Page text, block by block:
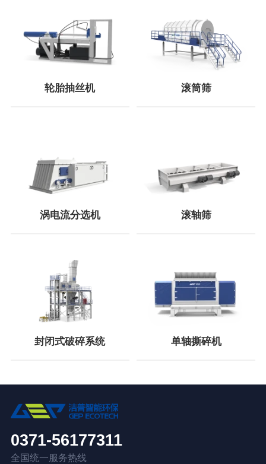
轮胎抽丝机 滚筒筛
涡电流分选机 滚轴筛
封闭式破碎系统 单轴撕碎机
0371-56177311
全国统一服务热线